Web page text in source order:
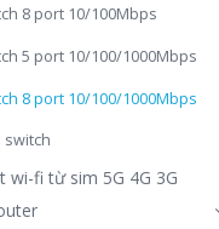
8 port 10/100Mbps
5 port 10/100/1000Mbps
8 port 10/100/1000Mbps
switch
wi-fi từ sim 5G 4G 3G